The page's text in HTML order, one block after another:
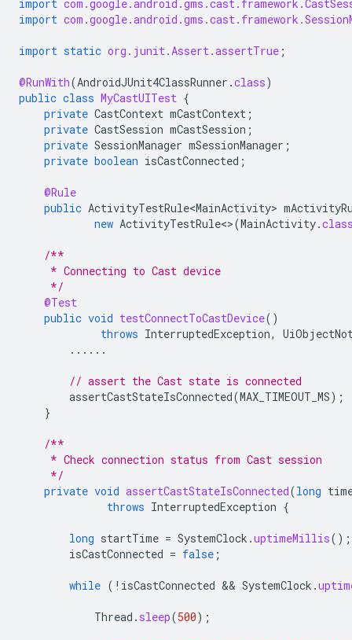
import
import
import static org.junit.Assert.assertTrue ;
@RunWith(AndroidJUnit4ClassRunner .class)
public class MyCastUITest {
private CastContext mCastContext ;
private CastSession mCastSession ;
private SessionManager mSessionManager ;
private boolean isCastConnected ;
@Rule
public ActivityTestRule<MainActivity>
new ActivityTestRule<>(MainActivity.
/**
     * Connecting to Cast device
     */
@Test
public void testConnectToCastDevice()
throws InterruptedException,
......
// assert the Cast state is connected
assertCastStateIsConnected(MAX_TIMEOUT_MS);
}
/**
     * Check connection status from Cast session
     */
private void assertCastStateIsConnected(long
throws InterruptedException {
long startTime = SystemClock .uptimeMillis();
isCastConnected = false ;
while ( ! isCastConnected && SystemClock .
Thread . sleep(500);